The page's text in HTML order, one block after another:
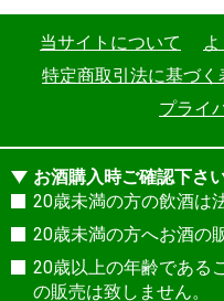
当サイトについて
特定商取引法に基づく
プライ
お酒購入時ご確認下さ
20歳未満の方の飲酒は
20歳未満の方へお酒の
20歳以上の年齢である
の販売は致しません。